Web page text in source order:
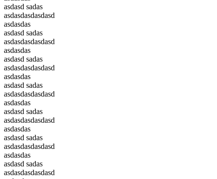
asdasd sadas
asdasdasdasdasd
asdasdas
asdasd sadas
asdasdasdasdasd
asdasdas
asdasd sadas
asdasdasdasdasd
asdasdas
asdasd sadas
asdasdasdasdasd
asdasdas
asdasd sadas
asdasdasdasdasd
asdasdas
asdasd sadas
asdasdasdasdasd
asdasdas
asdasd sadas
asdasdasdasdasd